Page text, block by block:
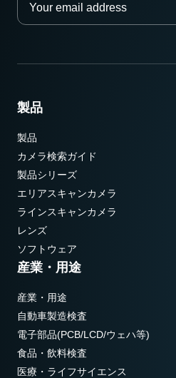
製品
製品
カメラ検索ガイド
製品シリーズ
エリアスキャンカメラ
ラインスキャンカメラ
レンズ
ソフトウェア
産業・用途
産業・用途
自動車製造検査
電子部品(PCB/LCD/ウェハ等)
食品・飲料検査
医療・ライフサイエンス